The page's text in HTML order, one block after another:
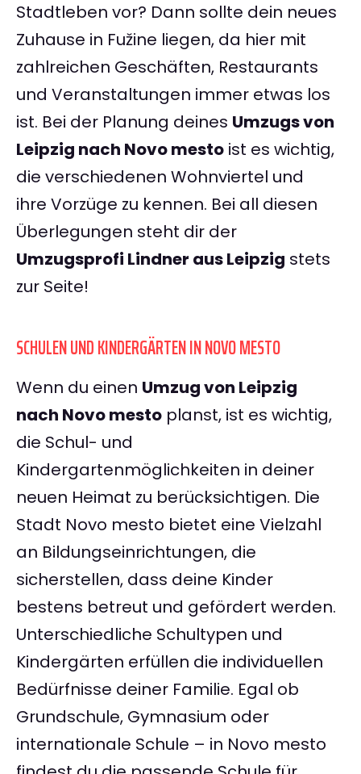
Stadtleben vor? Dann sollte dein neues
Zuhause in Fužine liegen, da hier mit
zahlreichen Geschäften, Restaurants
und Veranstaltungen immer etwas los
ist. Bei der Planung deines Umzugs von
Leipzig nach Novo mesto ist es wichtig,
die verschiedenen Wohnviertel und
ihre Vorzüge zu kennen. Bei all diesen
Überlegungen steht dir der
Umzugsprofi Lindner aus Leipzig stets
zur Seite!
SCHULEN UND KINDERGÄRTEN IN NOVO MESTO
Wenn du einen Umzug von Leipzig
nach Novo mesto planst, ist es wichtig,
die Schul- und
Kindergartenmöglichkeiten in deiner
neuen Heimat zu berücksichtigen. Die
Stadt Novo mesto bietet eine Vielzahl
an Bildungseinrichtungen, die
sicherstellen, dass deine Kinder
bestens betreut und gefördert werden.
Unterschiedliche Schultypen und
Kindergärten erfüllen die individuellen
Bedürfnisse deiner Familie. Egal ob
Grundschule, Gymnasium oder
internationale Schule – in Novo mesto